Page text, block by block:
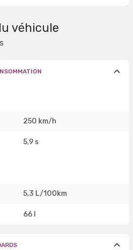
véhicule
250 km/h
5,9 s
5,3 L/100km
66 l